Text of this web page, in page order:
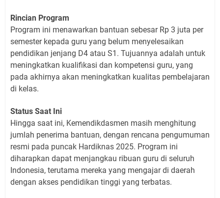
Rincian Program
Program ini menawarkan bantuan sebesar Rp 3 juta per
semester kepada guru yang belum menyelesaikan
pendidikan jenjang D4 atau S1. Tujuannya adalah untuk
meningkatkan kualifikasi dan kompetensi guru, yang
pada akhirnya akan meningkatkan kualitas pembelajaran
di kelas.
Status Saat Ini
Hingga saat ini, Kemendikdasmen masih menghitung
jumlah penerima bantuan, dengan rencana pengumuman
resmi pada puncak Hardiknas 2025. Program ini
diharapkan dapat menjangkau ribuan guru di seluruh
Indonesia, terutama mereka yang mengajar di daerah
dengan akses pendidikan tinggi yang terbatas.